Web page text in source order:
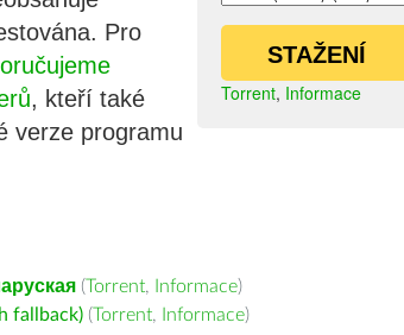
STAŽENÍ
Torrent, Informace
Pro
, kteří také
verze programu
(Torrent, Informace)
fallback) (Torrent, Informace)